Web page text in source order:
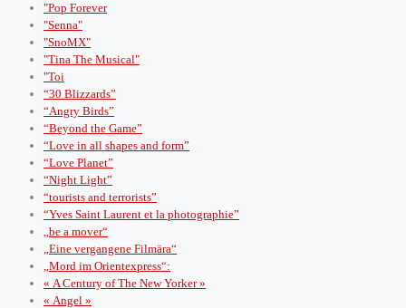
"Pop Forever
"Senna"
"SnoMX"
"Tina The Musical"
"Toi
“30 Blizzards”
“Angry Birds”
“Beyond the Game”
“Love in all shapes and form”
“Love Planet”
“Night Light”
“tourists and terrorists”
“Yves Saint Laurent et la photographie”
„be a mover“
„Eine vergangene Filmära“
„Mord im Orientexpress“:
« A Century of The New Yorker »
« Angel »